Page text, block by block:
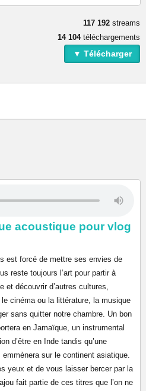
117 192 streams
14 104téléchargements
▼ Télécharger
acoustique pour vlog
est forcé de mettre ses envies de
reste toujours l’art pour partir à
et découvrir d’autres cultures,
cinéma ou la littérature, la musique
sans quitter notre chambre. Un bon
en Jamaïque, un instrumental
d’être en Inde tandis qu’une
sur le continent asiatique.
yeux et de vous laisser bercer par la
fait partie de ces titres que l’on ne